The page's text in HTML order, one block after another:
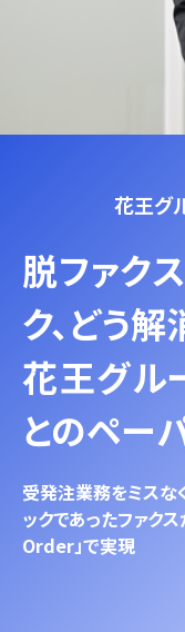
花王グ
脱ファク
ク、どう解
花王グル
とのペー
受発注業務をミスな
ックであったファク
Order」で実現